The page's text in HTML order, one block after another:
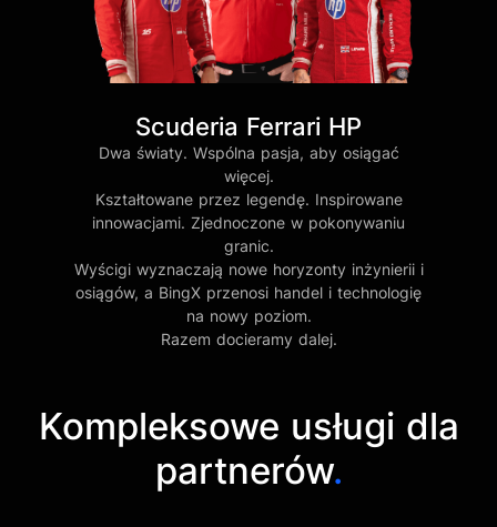
Scuderia Ferrari HP
Dwa światy. Wspólna pasja, aby osiągać
więcej.
Kształtowane przez legendę. Inspirowane
innowacjami. Zjednoczone w pokonywaniu
granic.
Wyścigi wyznaczają nowe horyzonty inżynierii i
osiągów, a BingX przenosi handel i technologię
na nowy poziom.
Razem docieramy dalej.
Kompleksowe usługi dla
partnerów.